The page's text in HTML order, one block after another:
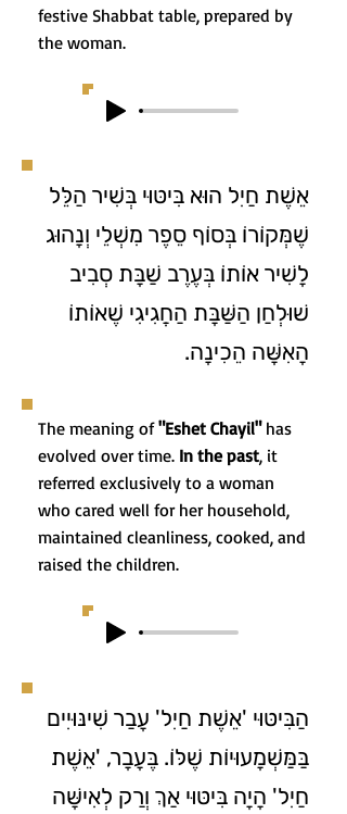
festive Shabbat table, prepared by
the woman.
אֵשֶׁת חַיִל הוּא בִּיטּוּי בְּשִׁיר הַלֵּל
שֶׁמְּקוֹרוֹ בְּסוֹף סֵפֶר מִשְׁלֵי וְנָהוּג
לָשִׁיר אוֹתוֹ בְּעֶרֶב שַׁבָּת סְבִיב
שׁוּלְחַן הַשַּׁבָּת הַחֲגִיגִי שֶׁאוֹתוֹ
הָאִשָּׁה הֵכִינָה.
The meaning of"Eshet Chayil"has
evolved over time. In the past, it
referred exclusively to a woman
who cared well for her household,
maintained cleanliness, cooked, and
raised the children.
הַבִּיטּוּי 'אֵשֶׁת חַיִל' עָבַר שִׁינּוּיִים
בַּמַּשְׁמָעוּיוֹת שֶׁלּוֹ. בֶּעָבָר, 'אֵשֶׁת
חַיִל' הָיָה בִּיטּוּי אַךְ וְרַק לְאִישָּׁה